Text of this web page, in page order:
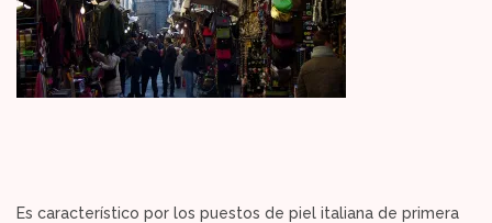
Es característico por los puestos de piel italiana de primera